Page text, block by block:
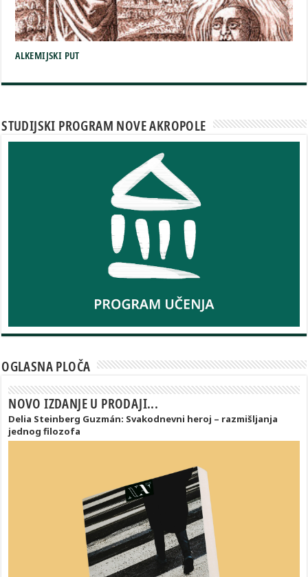
ALKEMIJSKI PUT
STUDIJSKI PROGRAM NOVE AKROPOLE
OGLASNA PLOČA
NOVO IZDANJE U PRODAJI...
Delia Steinberg Guzmán: Svakodnevni heroj – razmišljanja
jednog filozofa